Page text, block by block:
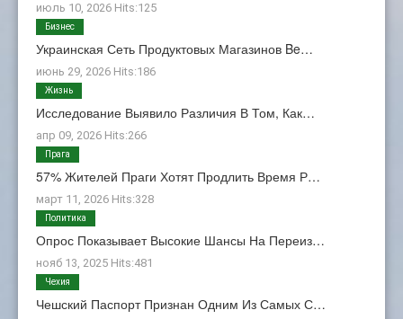
июль 10, 2026 Hits:125
Украинская Сеть Продуктовых Магазинов Be…
июнь 29, 2026 Hits:186
Бизнес
Исследование Выявило Различия В Том, Как…
апр 09, 2026 Hits:266
Жизнь
57% Жителей Праги Хотят Продлить Время Р…
март 11, 2026 Hits:328
Прага
Опрос Показывает Высокие Шансы На Переиз…
нояб 13, 2025 Hits:481
Политика
Чешский Паспорт Признан Одним Из Самых С…
Чехия